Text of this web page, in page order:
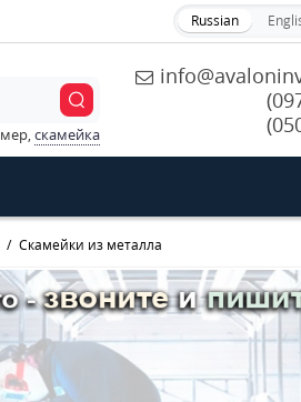
Russian
скамейка
Скамейки из металла